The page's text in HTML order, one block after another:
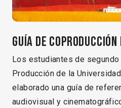
Guía de
Los estudiantes de
Producción de la
elaborado una guía de
audiovisual y